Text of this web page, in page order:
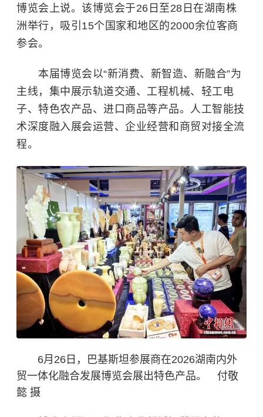
博览会上说。该博览会于26日至28日在湖南株
洲举行，吸引15个国家和地区的2000余位客商
参会。
本届博览会以“新消费、新智造、新融合”为
主线，集中展示轨道交通、工程机械、轻工电
子、特色农产品、进口商品等产品。人工智能技
术深度融入展会运营、企业经营和商贸对接全流
程。
6月26日，巴基斯坦参展商在2026湖南内外
贸一体化融合发展博览会展出特色产品。 付敬
懿 摄